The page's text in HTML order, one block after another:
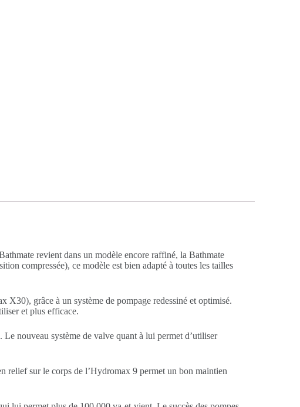
revient dans un modèle encore raffiné, la Bathmate
compressée), ce modèle est bien adapté à toutes les tailles
grâce à un système de pompage redessiné et optimisé.
et plus efficace.
nouveau système de valve quant à lui permet d’utiliser
relief sur le corps de l’Hydromax 9 permet un bon maintien